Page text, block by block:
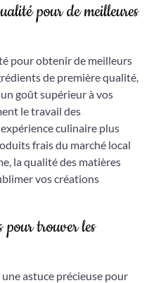
pour de meilleures
pour obtenir de meilleurs
de première qualité,
goût supérieur à vos
le travail des
culinaire plus
frais du marché local
la qualité des matières
vos créations
pour trouver les
astuce précieuse pour